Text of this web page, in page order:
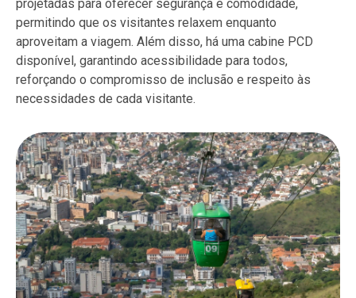
projetadas para oferecer segurança e comodidade,
permitindo que os visitantes relaxem enquanto
aproveitam a viagem. Além disso, há uma cabine PCD
disponível, garantindo acessibilidade para todos,
reforçando o compromisso de inclusão e respeito às
necessidades de cada visitante.